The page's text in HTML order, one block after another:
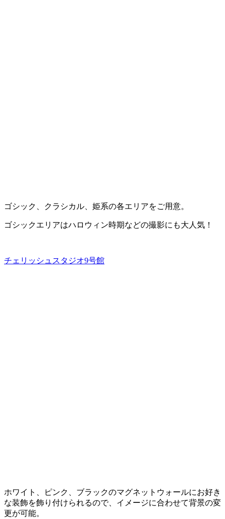
ゴシック、クラシカル、姫系の各エリアをご用意。
ゴシックエリアはハロウィン時期などの撮影にも大人気！
チェリッシュスタジオ9号館
ホワイト、ピンク、ブラックのマグネットウォールにお好き
な装飾を飾り付けられるので、イメージに合わせて背景の変
更が可能。